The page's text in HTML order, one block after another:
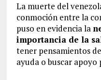
La muerte del
conmoción entre la
puso en evidencia la
importancia de la
tener pensamientos
ayuda o buscar apoyo